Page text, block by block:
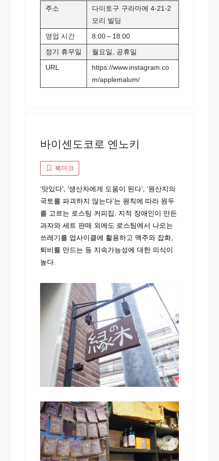
주소
다이토구 구라마에 4-21-2
모리 빌딩
영업 시간
8:00～18:00
정기 휴무일
월요일, 공휴일
URL
https://www.instagram.co
m/applemalum/
바이센도코로 엔노키
북마크
‘맛있다’, ‘생산자에게 도움이 된다’, ‘원산지의
국토를 파괴하지 않는다’는 원칙에 따라 원두
를 고르는 로스팅 커피집. 지적 장애인이 만든
과자와 세트 판매 외에도 로스팅에서 나오는
쓰레기를 업사이클에 활용하고 맥주와 잡화,
퇴비를 만드는 등 지속가능성에 대한 의식이
높다.